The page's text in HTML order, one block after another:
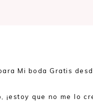
Mi boda Gratis
¡estoy que no me lo